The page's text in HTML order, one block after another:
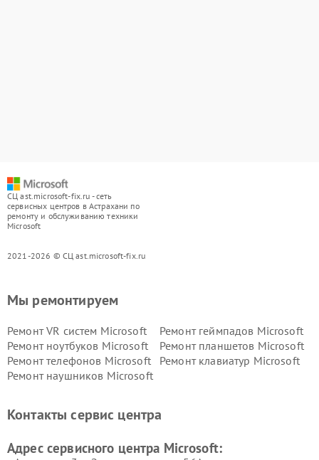
СЦ ast.microsoft-fix.ru - сеть
сервисных центров в Астрахани по
ремонту и обслуживанию техники
Microsoft
2021-2026 © СЦ ast.microsoft-fix.ru
Мы ремонтируем
Ремонт VR систем Microsoft
Ремонт геймпадов Microsoft
Ремонт ноутбуков Microsoft
Ремонт планшетов Microsoft
Ремонт телефонов Microsoft
Ремонт клавиатур Microsoft
Ремонт наушников Microsoft
Контакты сервис центра
Адрес сервисного центра Microsoft: